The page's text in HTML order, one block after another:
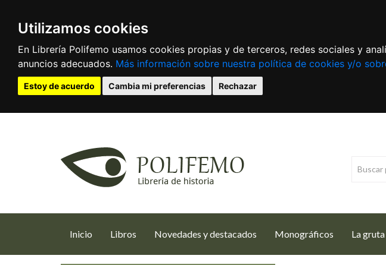
Utilizamos cookies
En Librería Polifemo usamos cookies propias y de terceros, redes sociales y
anuncios adecuados. Más información sobre nuestra política de cookies y/o
Estoy de acuerdo Cambia mi preferencias Rechazar
Inicio (current)
Libros Novedades y destacados Monográficos La